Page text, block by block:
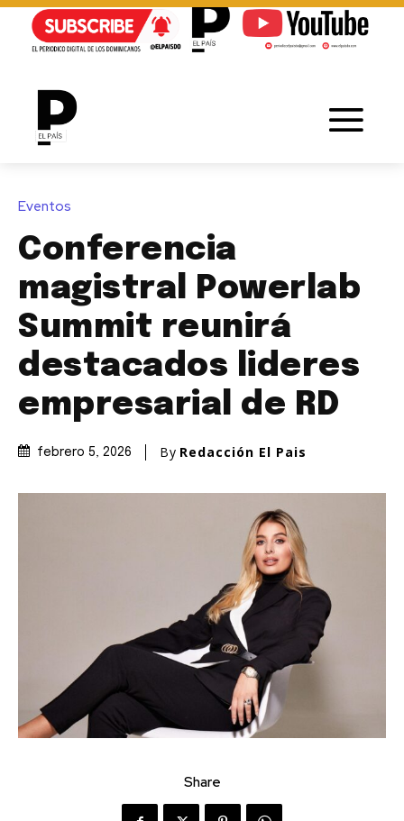
Eventos
Conferencia
magistral Powerlab
Summit reunirá
destacados lideres
empresarial de RD
febrero 5, 2026 By Redacción El Pais
Share